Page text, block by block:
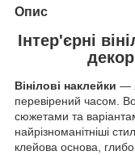
Опис
Інтер'єрні
Вінілові наклейки —
перевірений часом.
сюжетами та
найрізноманітніші
клейова основа,